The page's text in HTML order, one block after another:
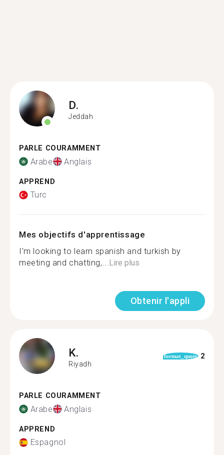
D.
Jeddah
PARLE COURAMMENT
Arabe Anglais
APPREND
Turc
Mes objectifs d'apprentissage
I'm looking to learn spanish and turkish by
meeting and chatting,...Lire plus
Obtenir l'appli
K.
Riyadh
format_quote 2
PARLE COURAMMENT
Arabe Anglais
APPREND
Espagnol